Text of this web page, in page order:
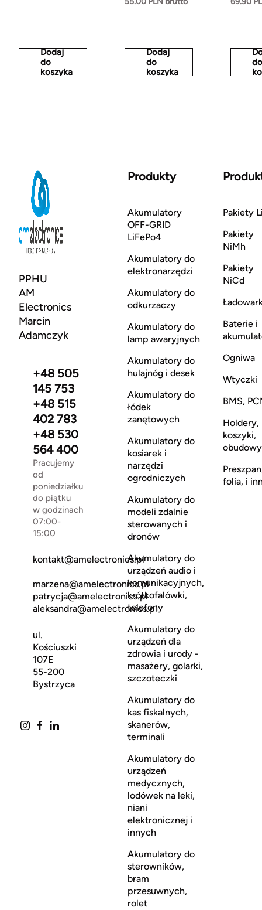
Dodaj
do
koszyka
Dodaj
do
koszyka
do
PPHU
AM
Electronics
Marcin
Adamczyk
+48 505
145 753
+48 515
402 783
+48 530
564 400
Pracujemy
od
poniedziałku
do piątku
w godzinach
07:00-
15:00
kontakt@amelectronics.pl
marzena@amelectronics.pl
patrycja@amelectronics.pl
aleksandra@amelectronics.pl
ul.
Kościuszki
107E
55-200
Bystrzyca
Produkty
Akumulatory
OFF-GRID
LiFePo4
Akumulatory do
elektronarzędzi
Akumulatory do
odkurzaczy
Akumulatory do
lamp awaryjnych
Akumulatory do
hulajnóg i desek
Akumulatory do
łódek
zanętowych
Akumulatory do
kosiarek i
narzędzi
ogrodniczych
Akumulatory do
modeli zdalnie
sterowanych i
dronów
Akumulatory do
urządzeń audio i
komunikacyjnych,
krótkofalówki,
telefony
Akumulatory do
urządzeń dla
zdrowia i urody -
masażery, golarki,
szczoteczki
Akumulatory do
kas fiskalnych,
skanerów,
terminali
Akumulatory do
urządzeń
medycznych,
lodówek na leki,
niani
elektronicznej i
innych
Akumulatory do
sterowników,
bram
przesuwnych,
rolet
Pakiety
Pakiety
NiMh
Pakiety
NiCd
Baterie i
Ogniwa
Wtyczki
BMS,
Holdery,
koszyki,
obudowy
folia, i